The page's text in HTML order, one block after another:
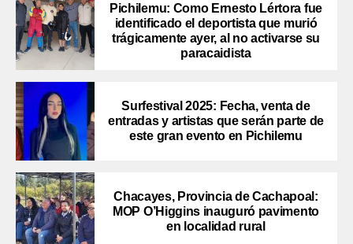
Pichilemu: Como Ernesto Lértora fue
identificado el deportista que murió
trágicamente ayer, al no activarse su
paracaidista
Surfestival 2025: Fecha, venta de
entradas y artistas que serán parte de
este gran evento en Pichilemu
Chacayes, Provincia de Cachapoal:
MOP O’Higgins inauguró pavimento
en localidad rural